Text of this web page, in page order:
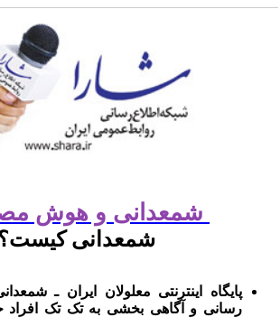
شمعدانی و هوش
شمعدانی کیست؟
پایگاه اینترنتی معلولان ایران ـ
رسانی و آگاهی بخشی به تک تک افراد